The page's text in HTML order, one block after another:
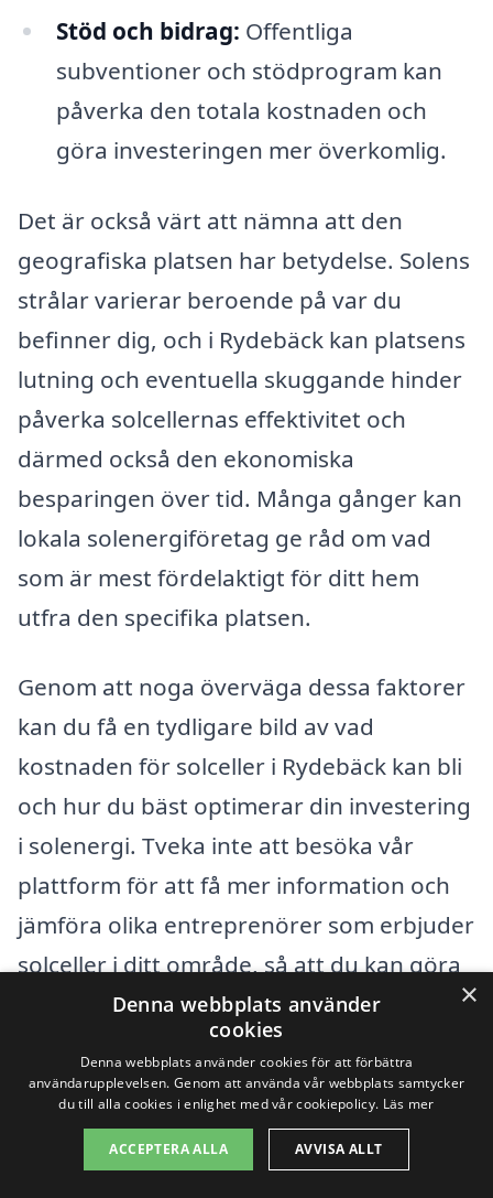
Stöd och bidrag: Offentliga
subventioner och stödprogram kan
påverka den totala kostnaden och
göra investeringen mer överkomlig.
Det är också värt att nämna att den
geografiska platsen har betydelse. Solens
strålar varierar beroende på var du
befinner dig, och i Rydebäck kan platsens
lutning och eventuella skuggande hinder
påverka solcellernas effektivitet och
därmed också den ekonomiska
besparingen över tid. Många gånger kan
lokala solenergiföretag ge råd om vad
som är mest fördelaktigt för ditt hem
utfra den specifika platsen.
Genom att noga överväga dessa faktorer
kan du få en tydligare bild av vad
kostnaden för solceller i Rydebäck kan bli
och hur du bäst optimerar din investering
i solenergi. Tveka inte att besöka vår
plattform för att få mer information och
jämföra olika entreprenörer som erbjuder
solceller i ditt område, så att du kan göra
ett informerat val som passar dina behov
Få 3 erbjudanden, gratis och utan
förpliktelser
×
Denna webbplats använder
cookies
Denna webbplats använder cookies för att förbättra
användarupplevelsen. Genom att använda vår webbplats samtycker
du till alla cookies i enlighet med vår cookiepolicy. Läs mer
ACCEPTERA ALLA AVVISA ALLT